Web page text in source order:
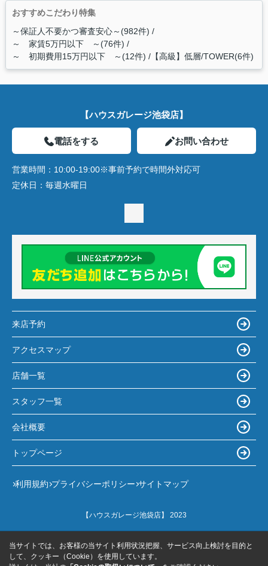
おすすめこだわり特集
～保証人不要かつ審査安心～(982件)
～ 家賃5万円以下 ～(76件)
～ 初期費用15万円以下 ～(12件) 【高級】低層/TOWER(6件)
【ハウスガレージ池袋店】
電話をする お問い合わせ
営業時間： 10:00-19:00※事前予約で時間外対応可
定休日： 毎週水曜日
来店予約
アクセスマップ
店舗一覧
スタッフ一覧
会社概要
トップページ
利用規約 プライバシーポリシー サイトマップ
【ハウスガレージ池袋店】 2023
当サイトでは、お客様の当サイト利用状況把握、サービス向上検討を目的と
して、クッキー（Cookie）を使用しています。